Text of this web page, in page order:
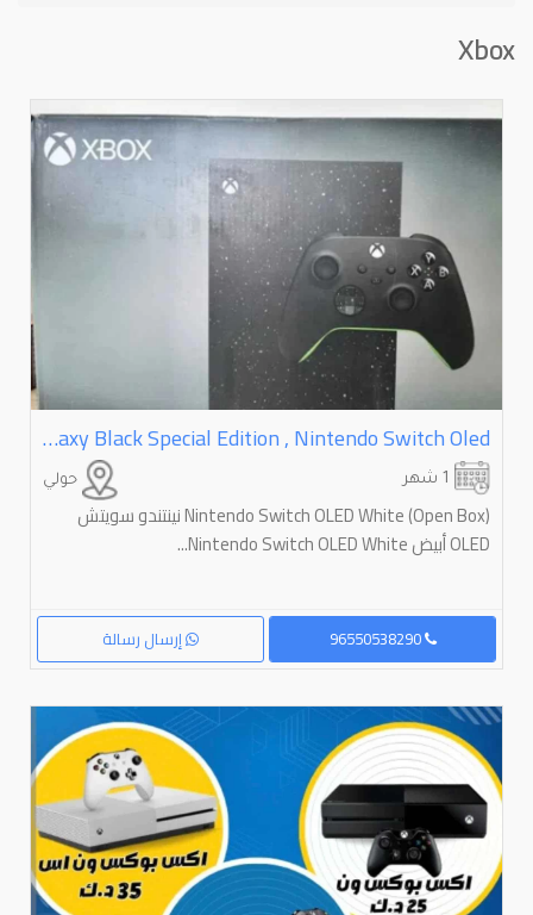
Xbox
Xbox Wireless Controller Xbox Series X 2TB Galaxy Black Special Edition , Nintendo Switch Oled,
حولي
Nintendo Switch OLED White (Open Box) نينتندو سويتش
OLED أبيض Nintendo Switch OLED White...
إرسال رسالة 96550538290